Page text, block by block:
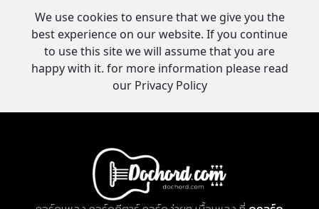
We use cookies to ensure that we give you the
best experience on our website. If you continue
to use this site we will assume that you are
happy with it. for more information please read
our Privacy Policy